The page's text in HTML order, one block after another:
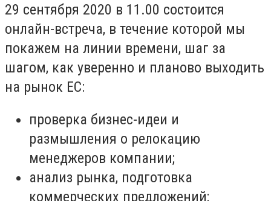
29 сентября 2020 в 11.00 состоится
онлайн-встреча, в течение которой мы
покажем на линии времени, шаг за
шагом, как уверенно и планово выходить
на рынок ЕС:
проверка бизнес-идеи и
размышления о релокацию
менеджеров компании;
анализ рынка, подготовка
коммерческих предложений;